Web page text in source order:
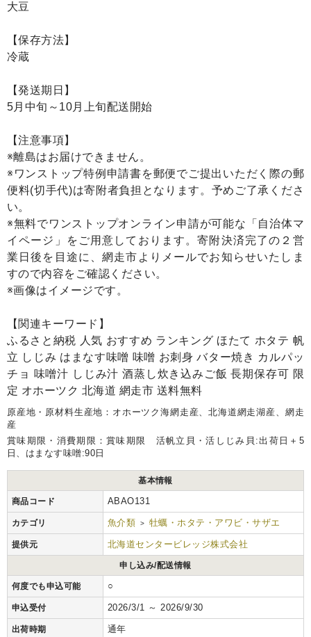
大豆
【保存方法】
冷蔵
【発送期日】
5月中旬～10月上旬配送開始
【注意事項】
※離島はお届けできません。
※ワンストップ特例申請書を郵便でご提出いただく際の郵
便料(切手代)は寄附者負担となります。予めご了承くださ
い。
※無料でワンストップオンライン申請が可能な「自治体マ
イページ」をご用意しております。寄附決済完了の２営
業日後を目途に、網走市よりメールでお知らせいたしま
すので内容をご確認ください。
※画像はイメージです。
【関連キーワード】
ふるさと納税 人気 おすすめ ランキング ほたて ホタテ 帆
立 しじみ はまなす味噌 味噌 お刺身 バター焼き カルパッ
チョ 味噌汁 しじみ汁 酒蒸し炊き込みご飯 長期保存可 限
定 オホーツク 北海道 網走市 送料無料
原産地・原材料生産地：オホーツク海網走産、北海道網走湖産、網走
産
賞味期限・消費期限：賞味期限 活帆立貝・活しじみ貝:出荷日＋5
日、はまなす味噌:90日
基本情報
商品コード ABAO131
カテゴリ 魚介類 > 牡蠣・ホタテ・アワビ・サザエ
提供元 北海道センタービレッジ株式会社
申し込み/配送情報
何度でも申込可能 ○
申込受付 2026/3/1 ～ 2026/9/30
出荷時期 通年